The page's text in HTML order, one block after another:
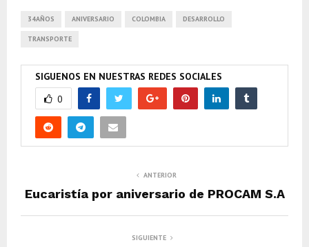
34AÑOS ANIVERSARIO COLOMBIA DESARROLLO
TRANSPORTE
SIGUENOS EN NUESTRAS REDES SOCIALES
0
ANTERIOR
Eucaristía por aniversario de PROCAM S.A
SIGUIENTE